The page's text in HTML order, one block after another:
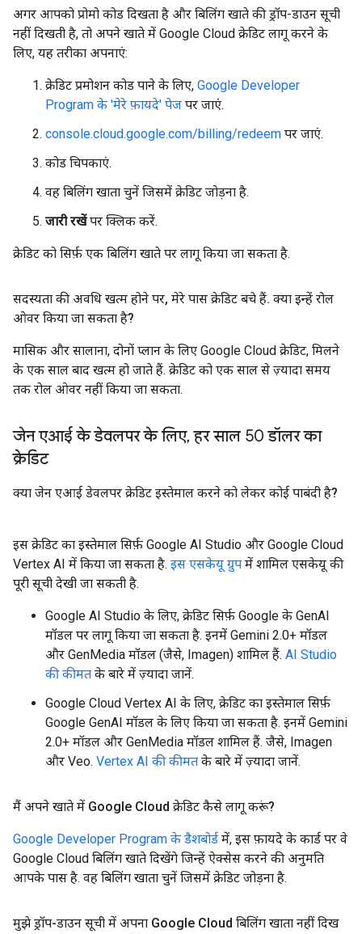
अगर आपको प्रोमो कोड दिखता है और बिलिंग खाते की ड्रॉप-डाउन सूची
नहीं दिखती है, तो अपने खाते में Google Cloud क्रेडिट लागू करने के
लिए, यह तरीका अपनाएं:
क्रेडिट प्रमोशन कोड पाने के लिए, Google Developer
Program के 'मेरे फ़ायदे' पेज पर जाएं.
console.cloud.google.com/billing/redeem पर जाएं.
कोड चिपकाएं.
वह बिलिंग खाता चुनें जिसमें क्रेडिट जोड़ना है.
जारी रखेंपर क्लिक करें.
क्रेडिट को सिर्फ़ एक बिलिंग खाते पर लागू किया जा सकता है.
सदस्यता की अवधि खत्म होने पर, मेरे पास क्रेडिट बचे हैं. क्या इन्हें रोल
ओवर किया जा सकता है?
मासिक और सालाना, दोनों प्लान के लिए Google Cloud क्रेडिट, मिलने
के एक साल बाद खत्म हो जाते हैं. क्रेडिट को एक साल से ज़्यादा समय
तक रोल ओवर नहीं किया जा सकता.
जेन एआई के डेवलपर के लिए, हर साल 50 डॉलर का
क्रेडिट
क्या जेन एआई डेवलपर क्रेडिट इस्तेमाल करने को लेकर कोई पाबंदी है?
इस क्रेडिट का इस्तेमाल सिर्फ़ Google AI Studio और Google Cloud
Vertex AI में किया जा सकता है. इस एसकेयू ग्रुप में शामिल एसकेयू की
पूरी सूची देखी जा सकती है.
Google AI Studio के लिए, क्रेडिट सिर्फ़ Google के GenAI
मॉडल पर लागू किया जा सकता है. इनमें Gemini 2.0+ मॉडल
और GenMedia मॉडल (जैसे, Imagen) शामिल हैं. AI Studio
की कीमत के बारे में ज़्यादा जानें.
Google Cloud Vertex AI के लिए, क्रेडिट का इस्तेमाल सिर्फ़
Google GenAI मॉडल के लिए किया जा सकता है. इनमें Gemini
2.0+ मॉडल और GenMedia मॉडल शामिल हैं. जैसे, Imagen
और Veo. Vertex AI की कीमत के बारे में ज़्यादा जानें.
मैं अपने खाते में Google Cloud क्रेडिट कैसे लागू करूं?
Google Developer Program के डैशबोर्ड में, इस फ़ायदे के कार्ड पर वे
Google Cloud बिलिंग खाते दिखेंगे जिन्हें ऐक्सेस करने की अनुमति
आपके पास है. वह बिलिंग खाता चुनें जिसमें क्रेडिट जोड़ना है.
मुझे ड्रॉप-डाउन सूची में अपना Google Cloud बिलिंग खाता नहीं दिख